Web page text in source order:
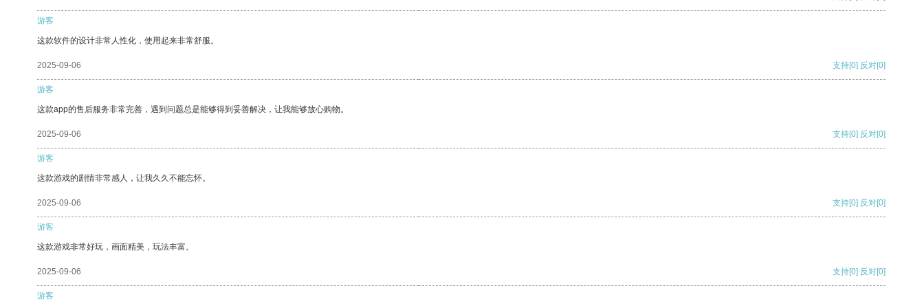
游客
这款软件的设计非常人性化，使用起来非常舒服。
2025-09-06 支持[0] 反对[0]
游客
这款app的售后服务非常完善，遇到问题总是能够得到妥善解决，让我能够放心购物。
2025-09-06 支持[0] 反对[0]
游客
这款游戏的剧情非常感人，让我久久不能忘怀。
2025-09-06 支持[0] 反对[0]
游客
这款游戏非常好玩，画面精美，玩法丰富。
2025-09-06 支持[0] 反对[0]
游客